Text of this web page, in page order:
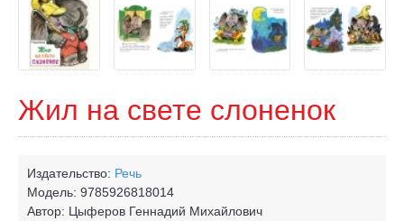
Жил на свете слоненок
Издательство: Речь
Модель: 9785926818014
Автор: Цыферов Геннадий Михайлович